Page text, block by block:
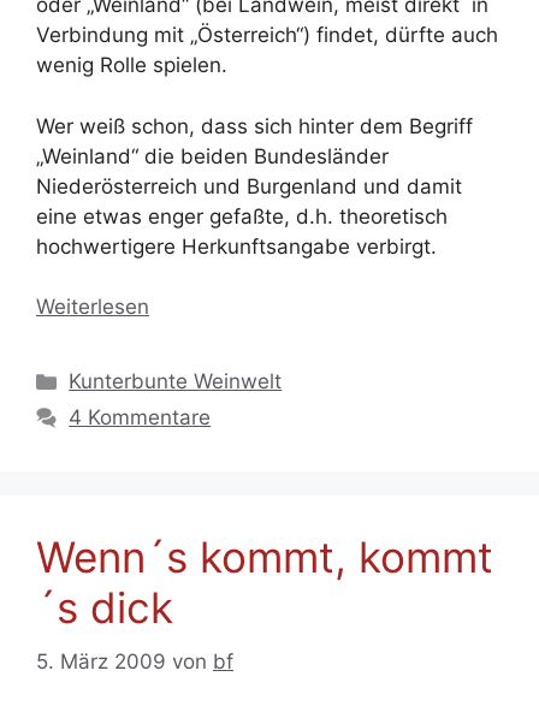
oder „Weinland“ (bei Landwein, meist direkt in
Verbindung mit „Österreich“) findet, dürfte auch
wenig Rolle spielen.
Wer weiß schon, dass sich hinter dem Begriff
„Weinland“ die beiden Bundesländer
Niederösterreich und Burgenland und damit
eine etwas enger gefaßte, d.h. theoretisch
hochwertigere Herkunftsangabe verbirgt.
Weiterlesen
Kategorien
Kunterbunte Weinwelt
4 Kommentare
Wenn´s kommt, kommt
´s dick
5. März 2009 von bf